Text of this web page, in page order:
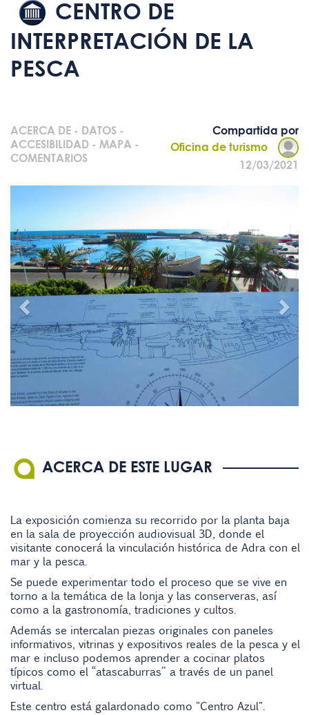
CENTRO DE
INTERPRETACIÓN DE LA
PESCA
ACERCA DE - DATOS -
ACCESIBILIDAD - MAPA -
COMENTARIOS
Compartida por
Oficina de turismo
12/03/2021
ACERCA DE ESTE LUGAR
La exposición comienza su recorrido por la planta baja
en la sala de proyección audiovisual 3D, donde el
visitante conocerá la vinculación histórica de Adra con el
mar y la pesca.
Se puede experimentar todo el proceso que se vive en
torno a la temática de la lonja y las conserveras, así
como a la gastronomía, tradiciones y cultos.
Además se intercalan piezas originales con paneles
informativos, vitrinas y expositivos reales de la pesca y el
mar e incluso podemos aprender a cocinar platos
típicos como el “atascaburras” a través de un panel
virtual.
Este centro está galardonado como "Centro Azul".